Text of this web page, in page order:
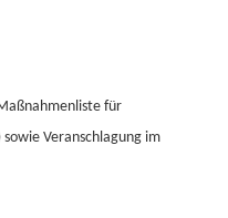
für
Veranschlagung im